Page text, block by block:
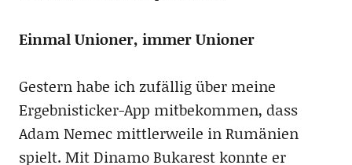
Einmal Unioner, immer Unioner
Gestern habe ich zufällig über meine
Ergebnisticker-App mitbekommen, dass
Adam Nemec mittlerweile in Rumänien
spielt. Mit Dinamo Bukarest konnte er